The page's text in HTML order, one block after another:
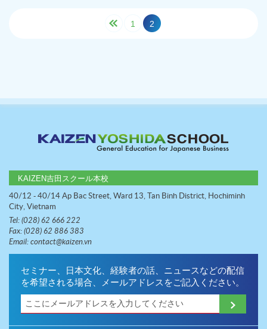
1 2
KAIZEN吉田スクール本校
40/12 - 40/14 Ap Bac Street, Ward 13, Tan Binh District, Hochiminh
City, Vietnam
Tel: (028) 62 666 222
Fax: (028) 62 886 383
Email: contact@kaizen.vn
セミナー、日本文化、経験者の話、ニュースなどの配信
を希望される場合、メールアドレスをご記入ください。